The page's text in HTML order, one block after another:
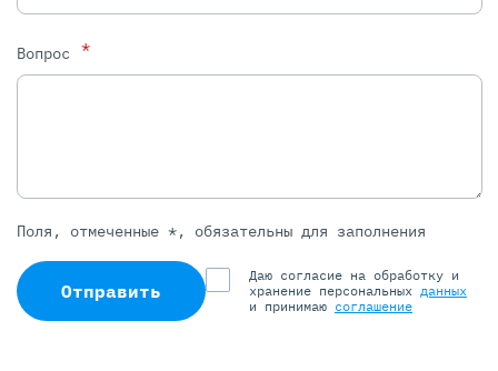
Вопрос *
Поля, отмеченные *, обязательны для заполнения
Отправить
Даю согласие на обработку и
хранение персональных данных
и принимаю соглашение